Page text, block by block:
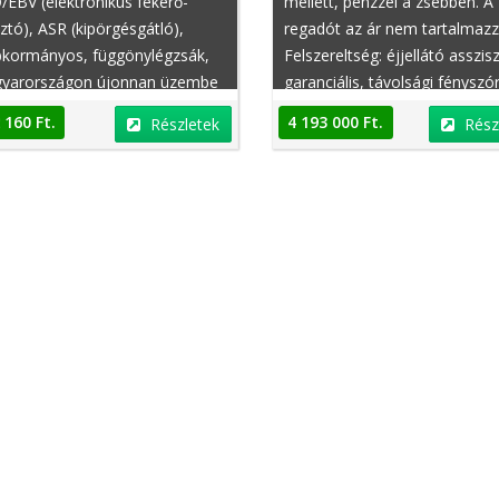
ASR (kipörgésgátló),
függönylégzsák,
újonnan üzembe
centrálzár,
sötétedő külső
160 Ft. Részletek
regadót az ár nem
Felszereltség: éjjellátó
garanciális, távolsági
asszisztens, elektromosan
behajtható külső tükrök,
4 193 000 Ft.